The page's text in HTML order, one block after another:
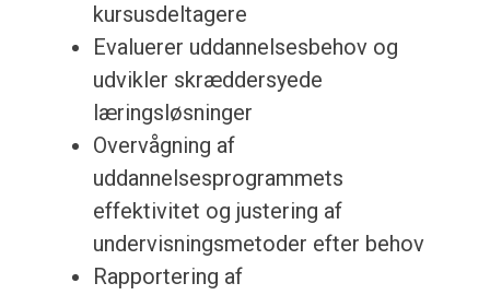
kursusdeltagere
Evaluerer uddannelsesbehov og
udvikler skræddersyede
læringsløsninger
Overvågning af
uddannelsesprogrammets
effektivitet og justering af
undervisningsmetoder efter behov
Rapportering af